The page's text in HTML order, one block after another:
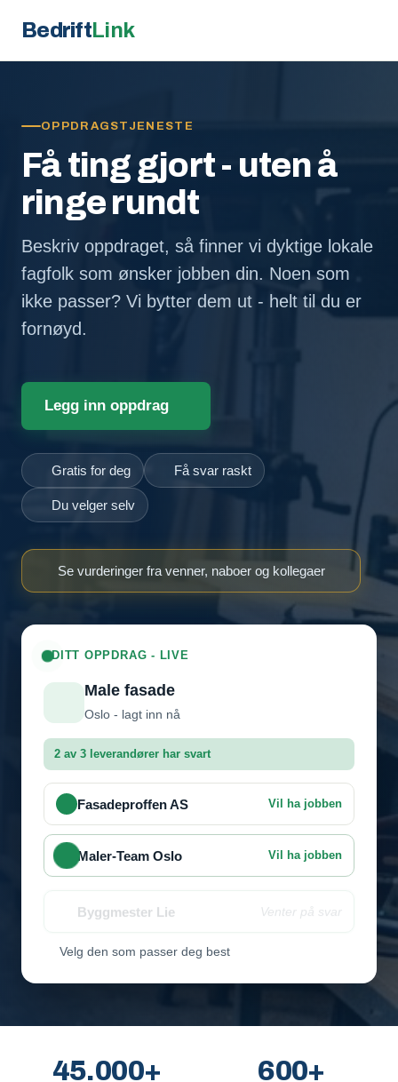
BedriftLink
OPPDRAGSTJENESTE
Få ting gjort - uten å
ringe rundt
Beskriv oppdraget, så finner vi dyktige lokale
fagfolk som ønsker jobben din. Noen som
ikke passer? Vi bytter dem ut - helt til du er
fornøyd.
Legg inn oppdrag
Gratis for deg Få svar raskt
Du velger selv
Se vurderinger fra venner, naboer og kollegaer
DITT OPPDRAG - LIVE
Male fasade
Oslo - lagt inn nå
2 av 3 leverandører har svart
Fasadeproffen AS Vil ha jobben
Maler-Team Oslo Vil ha jobben
Byggmester Lie Venter på svar
Velg den som passer deg best
45.000+ 600+